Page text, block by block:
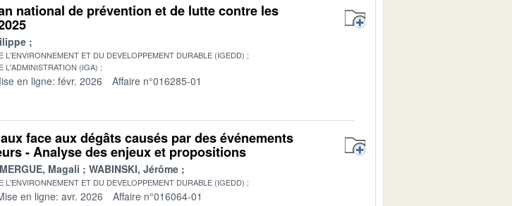
national de prévention et de lutte contre les
L'ENVIRONNEMENT ET DU DEVELOPPEMENT DURABLE (IGEDD)
L'ADMINISTRATION (IGA)
en ligne: févr. 2026 Affaire n°016285-01
face aux dégâts causés par des événements
- Analyse des enjeux et propositions
Magali WABINSKI, Jérôme
L'ENVIRONNEMENT ET DU DEVELOPPEMENT DURABLE (IGEDD)
en ligne: avr. 2026 Affaire n°016064-01